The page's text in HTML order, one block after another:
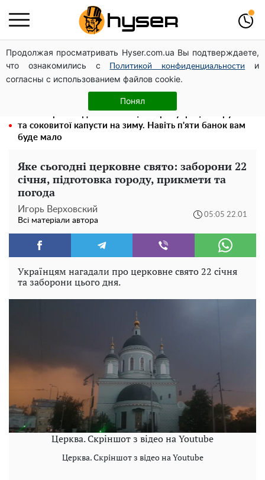
Продолжая просматривать Hyser.com.ua Вы подтверждаете,
что ознакомились с
Политикой конфиденциальности
и
согласны с использованием файлов cookie.
Понял
Повністю гола Анна Трінчер блиснула "принадами":
таких розмірів ви ще не бачили
Швидка смакота на кожен день: рецепт маринованої
закуски з баклажанів з овочами
та соковитої капусти на зиму. Навіть п'яти банок вам
буде мало
Яке сьогодні церковне свято: заборони 22
січня, підготовка городу, прикмети та
погода
Игорь Верховский
Всі матеріали автора
05:05 22.01
Українцям нагадали про церковне свято 22 січня
та заборони цього дня.
Церква. Скріншот з відео на Youtube
Церква. Скріншот з відео на Youtube